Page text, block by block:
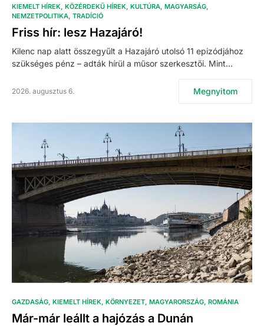
KIEMELT HÍREK KÖZÉRDEKŰ HÍREK KULTÚRA MAGYARSÁG
NEMZETPOLITIKA TRADÍCIÓ
Friss hír: lesz Hazajáró!
Kilenc nap alatt összegyűlt a Hazajáró utolsó 11 epizódjához
szükséges pénz – adták hírül a műsor szerkesztői. Mint…
2026. augusztus 6. Megnyitom
GAZDASÁG KIEMELT HÍREK KÖRNYEZET MAGYARORSZÁG ROMÁNIA
Már-már leállt a hajózás a Dunán